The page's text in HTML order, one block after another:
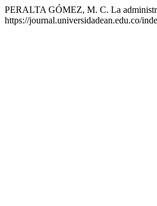
PERALTA GÓMEZ, M. C. La
https://journal.universidadean.edu.co/